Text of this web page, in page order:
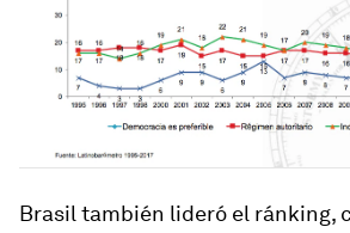
Brasil también lideró el ránking,